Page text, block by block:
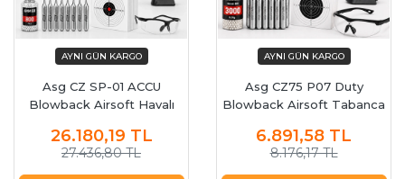
Asg CZ SP-01 ACCU
Blowback Airsoft Havalı
26.180,19 TL
27.436,80 TL
Asg CZ75 P07 Duty
Blowback Airsoft Tabanca
6.891,58 TL
8.176,17 TL